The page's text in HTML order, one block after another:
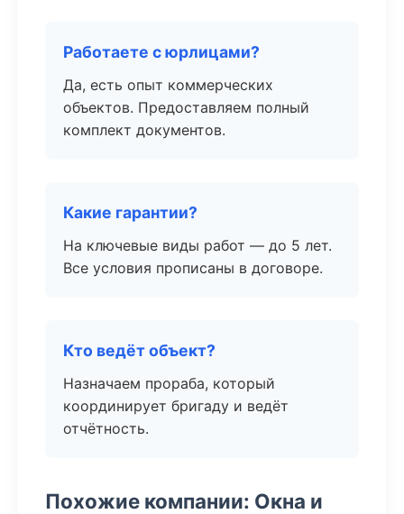
Работаете с юрлицами?
Да, есть опыт коммерческих
объектов. Предоставляем полный
комплект документов.
Какие гарантии?
На ключевые виды работ — до 5 лет.
Все условия прописаны в договоре.
Кто ведёт объект?
Назначаем прораба, который
координирует бригаду и ведёт
отчётность.
Похожие компании: Окна и